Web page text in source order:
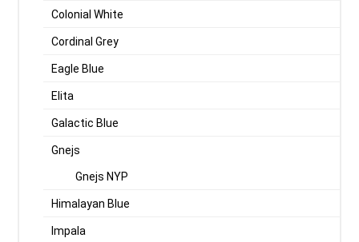
Colonial White
Cordinal Grey
Eagle Blue
Elita
Galactic Blue
Gnejs
Gnejs NYP
Himalayan Blue
Impala